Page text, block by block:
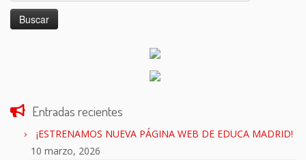
Entradas recientes
¡ESTRENAMOS NUEVA PÁGINA WEB DE EDUCA MADRID!
10 marzo, 2026